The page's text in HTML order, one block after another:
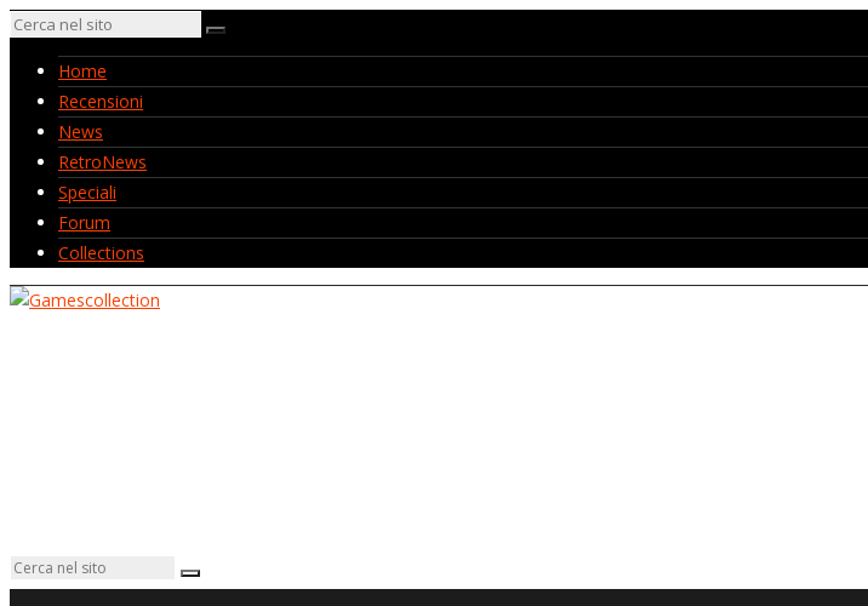
Home
Recensioni
News
RetroNews
Speciali
Forum
Collections